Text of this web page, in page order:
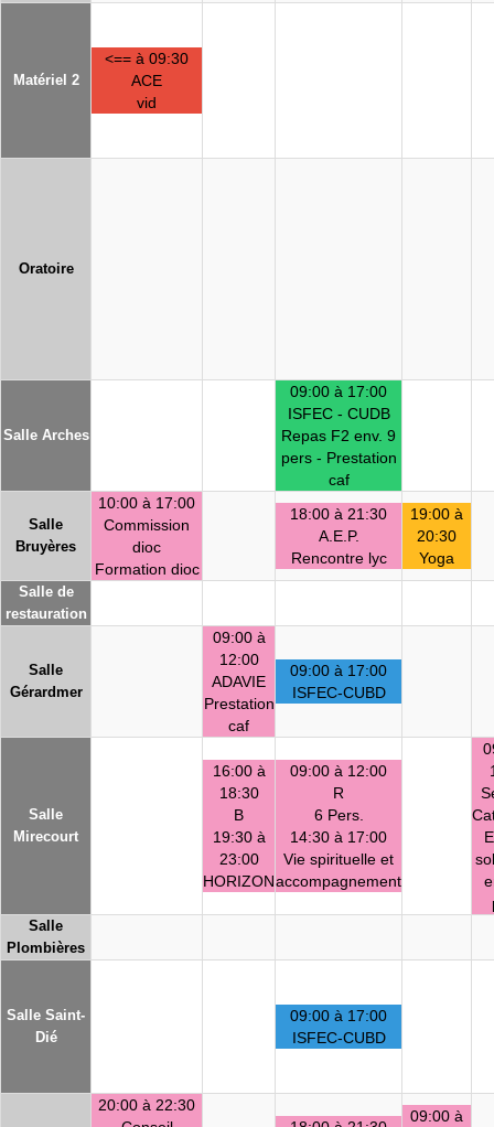
Matériel 2
<== à 09:30
ACE
vid
Oratoire
Salle Arches
09:00 à 17:00
ISFEC - CUDB
Repas F2 env. 9
pers - Prestation
caf
Salle
Bruyères
10:00 à 17:00
Commission
dioc
Formation dioc
18:00 à 21:30
A.E.P.
Rencontre lyc
19:00 à
20:30
Yoga
Salle de
restauration
Salle
Gérardmer
09:00 à
12:00
ADAVIE
Prestation
caf
09:00 à 17:00
ISFEC-CUBD
Salle
Mirecourt
16:00 à
18:30
B
19:30 à
23:00
HORIZON
09:00 à 12:00
R
6 Pers.
14:30 à 17:00
Vie spirituelle et
accompagnement
Salle
Plombières
Salle Saint-
Dié
09:00 à 17:00
ISFEC-CUBD
20:00 à 22:30
09:00 à